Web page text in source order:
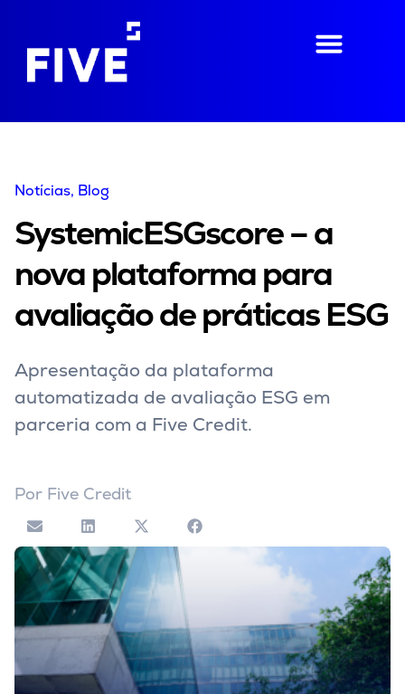
Notícias, Blog
SystemicESGscore – a
nova plataforma para
avaliação de práticas ESG
Apresentação da plataforma
automatizada de avaliação ESG em
parceria com a Five Credit.
Por Five Credit